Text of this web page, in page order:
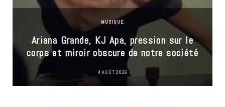
MUSIQUE
Ariana Grande, KJ Apa, pression sur le
corps et miroir obscure de notre société
4 AOÛT 2026